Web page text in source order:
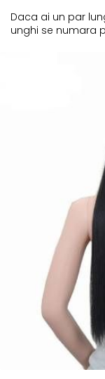
Daca ai un par
unghi se numara